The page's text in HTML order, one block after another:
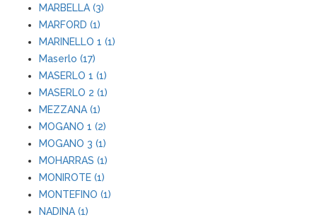
MARBELLA (3)
MARFORD (1)
MARINELLO 1 (1)
Maserlo (17)
MASERLO 1 (1)
MASERLO 2 (1)
MEZZANA (1)
MOGANO 1 (2)
MOGANO 3 (1)
MOHARRAS (1)
MONIROTE (1)
MONTEFINO (1)
NADINA (1)